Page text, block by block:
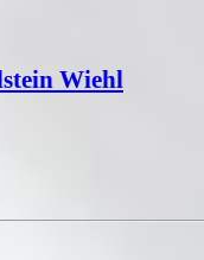
Wiehl